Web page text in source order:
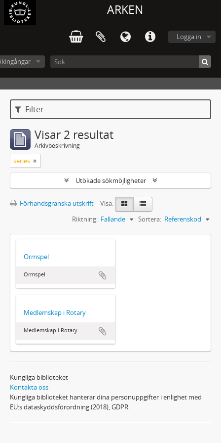
ARKEN
Logga in
Filter
Visar 2 resultat
Arkivbeskrivning
series
Utökade sökmöjligheter
Förhandsgranska utskrift
Visa:
Sortera: Referenskod
Riktning: Fallande
Ormspel
Ormspel
Medlemskap i Rotary
Medlemskap i Rotary
Kungliga biblioteket
Kontakta oss
Kungliga biblioteket hanterar dina personuppgifter i enlighet med
EU:s dataskyddsförordning (2018), GDPR.